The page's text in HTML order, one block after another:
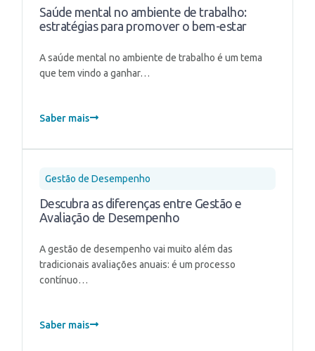
Saúde mental no ambiente de trabalho:
estratégias para promover o bem-estar
A saúde mental no ambiente de trabalho é um tema
que tem vindo a ganhar…
Saber mais
Gestão de Desempenho
Descubra as diferenças entre Gestão e
Avaliação de Desempenho
A gestão de desempenho vai muito além das
tradicionais avaliações anuais: é um processo
contínuo…
Saber mais